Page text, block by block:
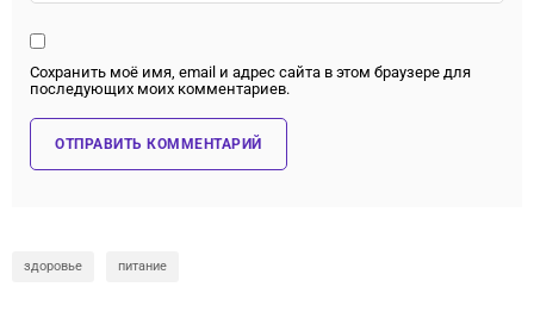
Сохранить моё имя, email и адрес сайта в этом браузере для
последующих моих комментариев.
здоровье питание